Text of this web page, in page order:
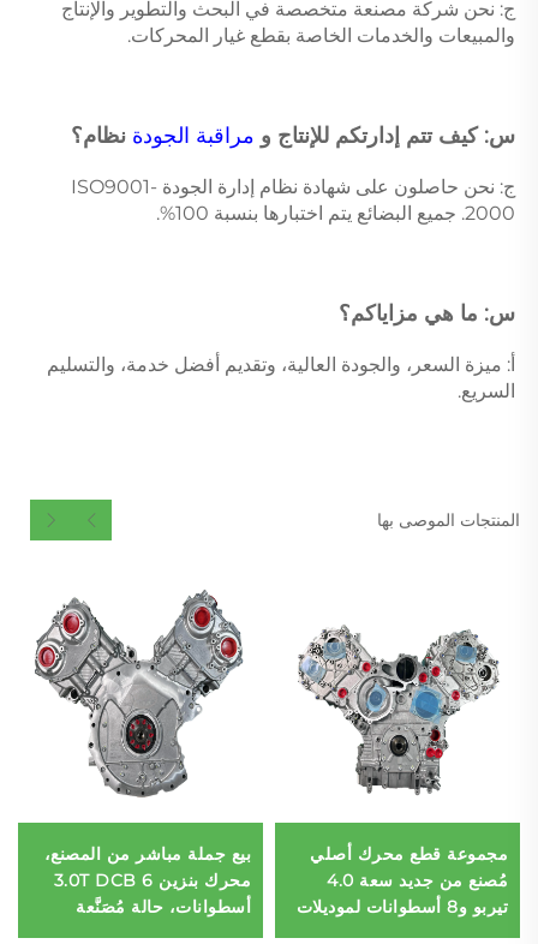
والمبيعات والخدمات الخاصة بقطع غيار المحركات.
س: كيف تتم إدارتكم للإنتاج و مراقبة الجودة نظام؟
ج: نحن حاصلون على شهادة نظام إدارة الجودة ISO9001-
2000. جميع البضائع يتم اختبارها بنسبة 100%.
س: ما هي مزاياكم؟
السريع.
المنتجات الموصى بها
مجموعة قطع محرك أصلي
مُصنع من جديد سعة 4.0
تيربو و8 أسطوانات لموديلات
مرسيدس بنز AMG G63
بيع جملة مباشر من المصنع،
محرك بنزين 3.0T DCB 6
أسطوانات، حالة مُصَنَّعة
بالكامل لسيارات بورش